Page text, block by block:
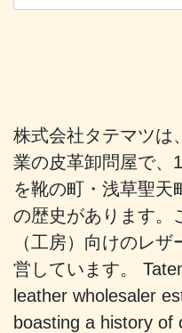
株式会社タテマツは
業の皮革卸問屋で、
を靴の町・浅草聖天
の歴史があります。
（工房）向けのレ
営しています。
leather wholesaler
boasting a history of